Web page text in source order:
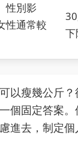
性別影
性通常較
下
以瘦幾公斤
個固定答案
進去，制定